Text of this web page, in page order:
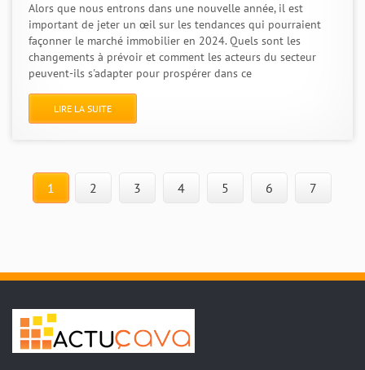
Alors que nous entrons dans une nouvelle année, il est
important de jeter un œil sur les tendances qui pourraient
façonner le marché immobilier en 2024. Quels sont les
changements à prévoir et comment les acteurs du secteur
peuvent-ils s'adapter pour prospérer dans ce
LIRE LA SUITE
1 2 3 4 5 6 7